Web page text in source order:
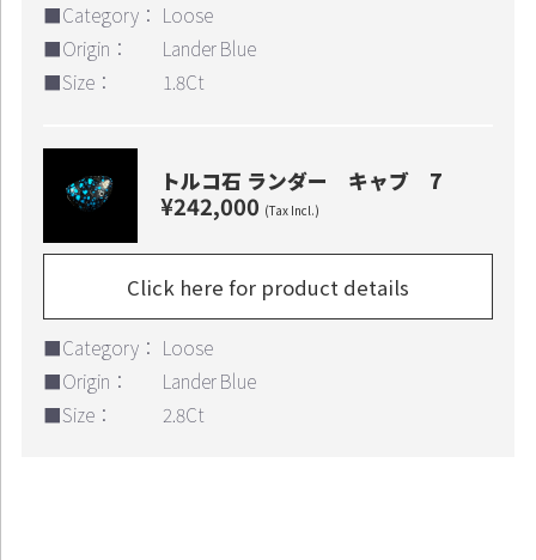
■Category： Loose
■Origin：
Lander Blue
■Size：
1.8Ct
トルコ石 ランダー キャブ 7
¥242,000 (Tax Incl.)
Click here for product details
■Category： Loose
■Origin：
Lander Blue
■Size：
2.8Ct